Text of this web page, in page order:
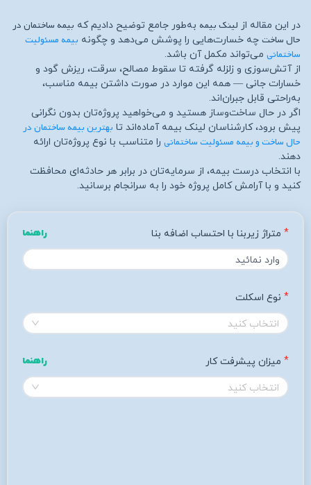
در این مقاله از لینک بیمه به‌طور جامع توضیح دادیم که بیمه ساختمان در
حال ساخت چه خسارت‌هایی را پوشش می‌دهد و چگونه بیمه مسئولیت
ساختمانی می‌تواند مکمل آن باشد.
از آتش‌سوزی و زلزله گرفته تا سقوط مصالح، سرقت، ریزش گود و
خسارات جانی — همه این موارد در صورت داشتن بیمه مناسب،
به‌راحتی قابل جبران‌اند.
اگر در حال ساخت‌وساز هستید و می‌خواهید پروژه‌تان بدون نگرانی
پیش برود، کارشناسان لینک بیمه آماده‌اند تا بهترین بیمه ساختمان در
حال ساخت و بیمه مسئولیت ساختمانی را متناسب با نوع پروژه‌تان ارائه
دهند.
با انتخاب درست بیمه، از سرمایه‌تان در برابر هر حادثه‌ای محافظت
کنید و با آرامش کامل پروژه خود را به سرانجام برسانید.
متراژ زیربنا با احتساب اضافه بنا راهنما
نوع اسکلت
انتخاب کنید
میزان پیشرفت کار راهنما
انتخاب کنید